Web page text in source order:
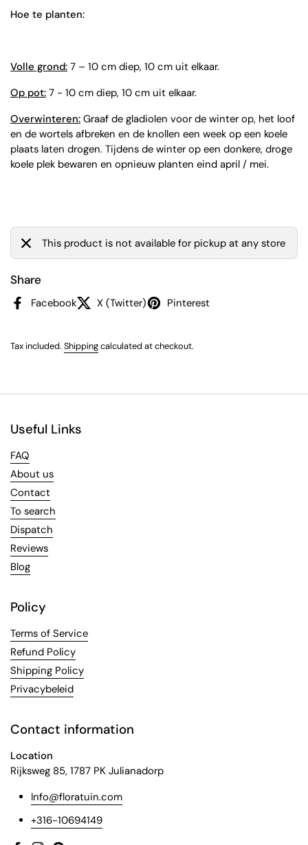
Hoe te planten:
Volle grond: 7 – 10 cm diep, 10 cm uit elkaar.
Op pot: 7 - 10 cm diep, 10 cm uit elkaar.
Overwinteren: Graaf de gladiolen voor de winter op, het loof
en de wortels afbreken en de knollen een week op een koele
plaats laten drogen. Tijdens de winter op een donkere, droge
koele plek bewaren en opnieuw planten eind april / mei.
This product is not available for pickup at any store
Share
Facebook X (Twitter) Pinterest
Tax included. Shippingcalculated at checkout.
Useful Links
FAQ
About us
Contact
To search
Dispatch
Reviews
Blog
Policy
Terms of Service
Refund Policy
Shipping Policy
Privacybeleid
Contact information
Location
Rijksweg 85, 1787 PK Julianadorp
Info@floratuin.com
+316-10694149